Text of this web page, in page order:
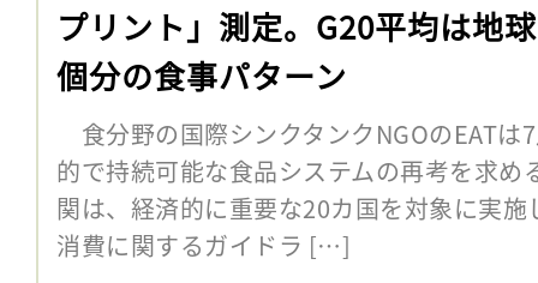
プリント」測定。G20平均は地
個分の食事パターン
食分野の国際シンクタンクNGOのEATは
的で持続可能な食品システムの再考を求め
関は、経済的に重要な20カ国を対象に実
消費に関するガイドラ […]